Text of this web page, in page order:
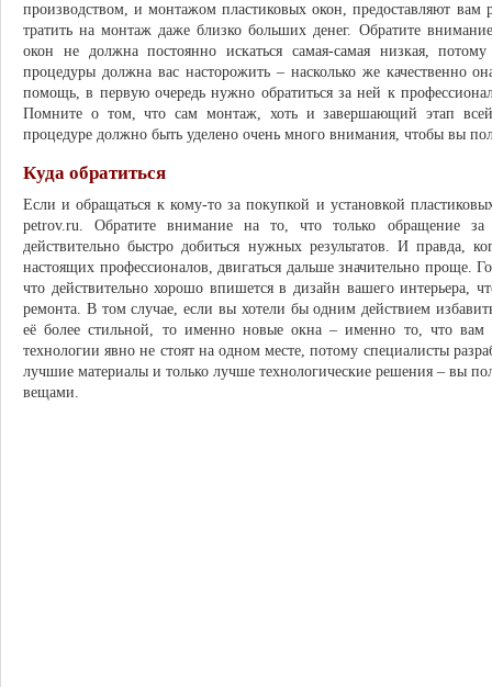
производством, и монтажом пластиковых окон, предоставляют вам
тратить на монтаж даже близко больших денег. Обратите
окон не должна постоянно искаться самая-самая низкая,
процедуры должна вас насторожить – насколько же качественно
помощь, в первую очередь нужно обратиться за ней к
Помните о том, что сам монтаж, хоть и завершающий этап
процедуре должно быть уделено очень много внимания, чтобы вы
Куда обратиться
Если и обращаться к кому-то за покупкой и установкой
petrov.ru. Обратите внимание на то, что только обращение
действительно быстро добиться нужных результатов. И правда,
настоящих профессионалов, двигаться дальше значительно проще.
что действительно хорошо впишется в дизайн вашего интерьера,
ремонта. В том случае, если вы хотели бы одним действием
её более стильной, то именно новые окна – именно то, что вам
технологии явно не стоят на одном месте, потому специалисты
лучшие материалы и только лучше технологические решения – вы
вещами.